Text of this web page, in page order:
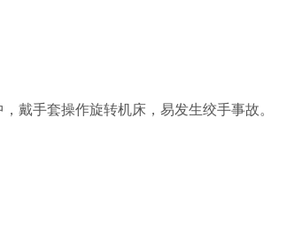
戴手套操作旋转机床，易发生绞手事故。